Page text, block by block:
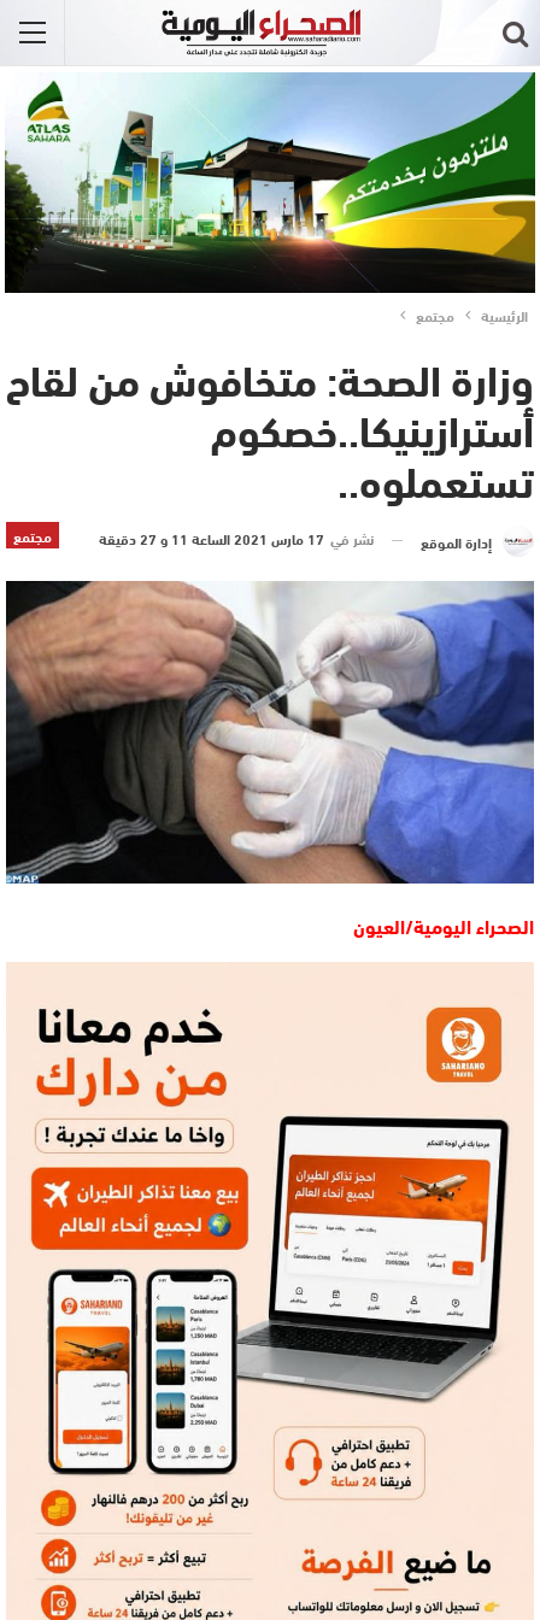
الرئيسية مجتمع
وزارة الصحة: متخافوش من لقاح
أسترازينيكا..خصكوم
تستعملوه..
مجتمع إدارة الموقع نشر في 17 مارس 2021 الساعة 11 و 27 دقيقة
الصحراء اليومية/العيون